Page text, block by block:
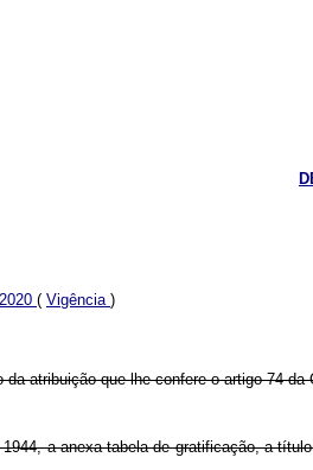
( Vigência )
da atribuição que lhe confere o artigo 74
a anexa tabela de gratificação, a